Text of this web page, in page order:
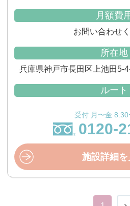
月額費
お問い合わせ
所在地
兵庫県神戸市長田区上池田5-
ルート
受付 月〜金
0120-
施設詳細を